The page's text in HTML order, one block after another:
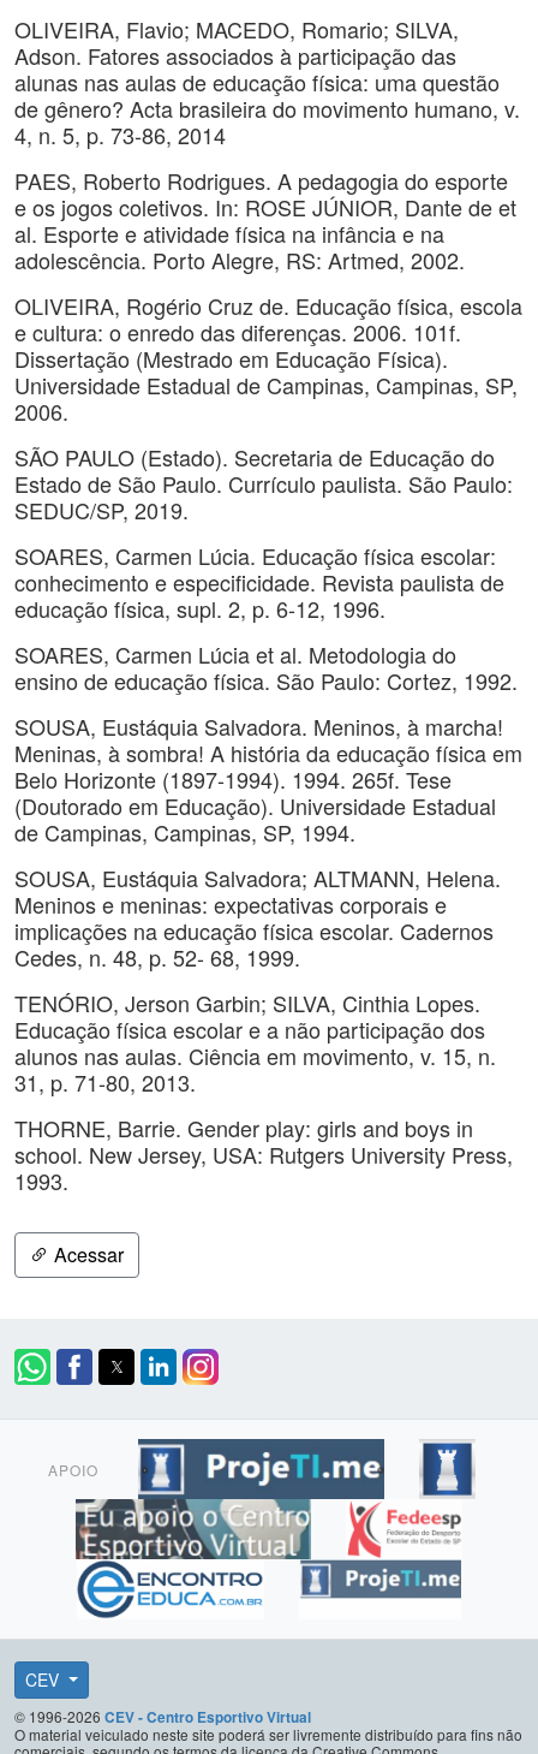
OLIVEIRA, Flavio; MACEDO, Romario; SILVA,
Adson. Fatores associados à participação das
alunas nas aulas de educação física: uma questão
de gênero? Acta brasileira do movimento humano, v.
4, n. 5, p. 73-86, 2014
PAES, Roberto Rodrigues. A pedagogia do esporte
e os jogos coletivos. In: ROSE JÚNIOR, Dante de et
al. Esporte e atividade física na infância e na
adolescência. Porto Alegre, RS: Artmed, 2002.
OLIVEIRA, Rogério Cruz de. Educação física, escola
e cultura: o enredo das diferenças. 2006. 101f.
Dissertação (Mestrado em Educação Física).
Universidade Estadual de Campinas, Campinas, SP,
2006.
SÃO PAULO (Estado). Secretaria de Educação do
Estado de São Paulo. Currículo paulista. São Paulo:
SEDUC/SP, 2019.
SOARES, Carmen Lúcia. Educação física escolar:
conhecimento e especificidade. Revista paulista de
educação física, supl. 2, p. 6-12, 1996.
SOARES, Carmen Lúcia et al. Metodologia do
ensino de educação física. São Paulo: Cortez, 1992.
SOUSA, Eustáquia Salvadora. Meninos, à marcha!
Meninas, à sombra! A história da educação física em
Belo Horizonte (1897-1994). 1994. 265f. Tese
(Doutorado em Educação). Universidade Estadual
de Campinas, Campinas, SP, 1994.
SOUSA, Eustáquia Salvadora; ALTMANN, Helena.
Meninos e meninas: expectativas corporais e
implicações na educação física escolar. Cadernos
Cedes, n. 48, p. 52- 68, 1999.
TENÓRIO, Jerson Garbin; SILVA, Cinthia Lopes.
Educação física escolar e a não participação dos
alunos nas aulas. Ciência em movimento, v. 15, n.
31, p. 71-80, 2013.
THORNE, Barrie. Gender play: girls and boys in
school. New Jersey, USA: Rutgers University Press,
1993.
Acessar
APOIO
CEV
© 1996-2026 CEV - Centro Esportivo Virtual
O material veiculado neste site poderá ser livremente distribuído para fins não